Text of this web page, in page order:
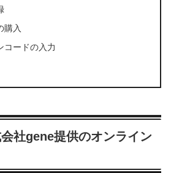
購入
コードの入力
社gene提供のオンライン